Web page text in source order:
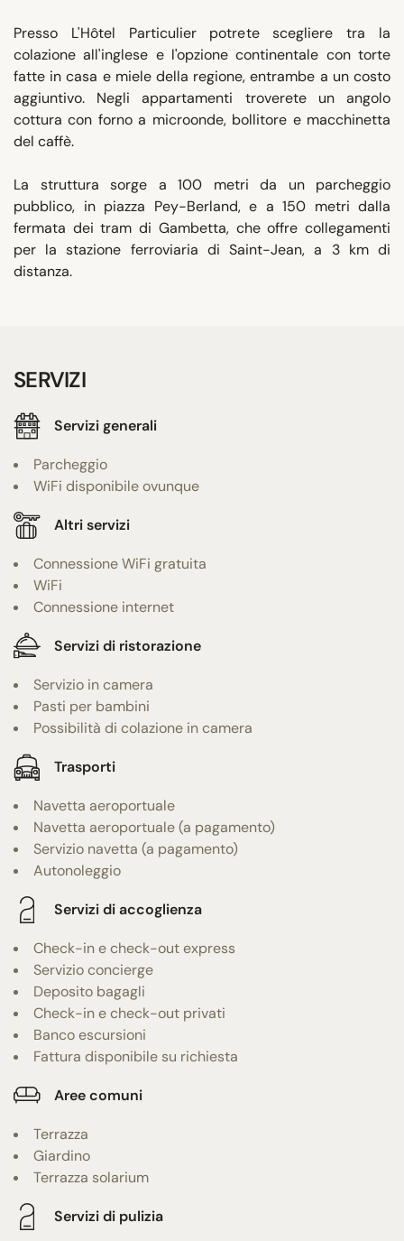
Presso L'Hôtel Particulier potrete scegliere tra la
colazione all'inglese e l'opzione continentale con torte
fatte in casa e miele della regione, entrambe a un costo
aggiuntivo. Negli appartamenti troverete un angolo
cottura con forno a microonde, bollitore e macchinetta
del caffè.
La struttura sorge a 100 metri da un parcheggio
pubblico, in piazza Pey-Berland, e a 150 metri dalla
fermata dei tram di Gambetta, che offre collegamenti
per la stazione ferroviaria di Saint-Jean, a 3 km di
distanza.
SERVIZI
Servizi generali
Parcheggio
WiFi disponibile ovunque
Altri servizi
Connessione WiFi gratuita
WiFi
Connessione internet
Servizi di ristorazione
Servizio in camera
Pasti per bambini
Possibilità di colazione in camera
Trasporti
Navetta aeroportuale
Navetta aeroportuale (a pagamento)
Servizio navetta (a pagamento)
Autonoleggio
Servizi di accoglienza
Check-in e check-out express
Servizio concierge
Deposito bagagli
Check-in e check-out privati
Banco escursioni
Fattura disponibile su richiesta
Aree comuni
Terrazza
Giardino
Terrazza solarium
Servizi di pulizia